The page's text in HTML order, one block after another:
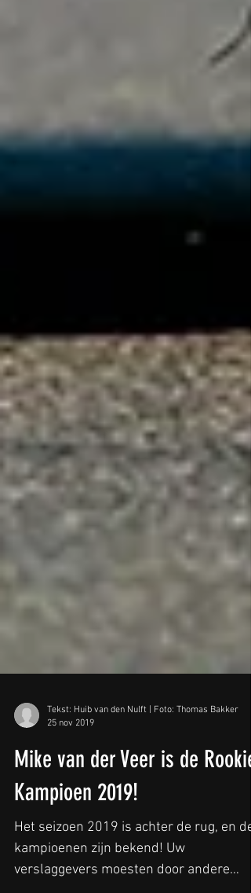
Tekst: Huib van den Nulft | Foto: Thomas Bakker
25 nov 2019
Mike van der Veer is de Rookie-
Kampioen 2019!
Het seizoen 2019 is achter de rug, en de